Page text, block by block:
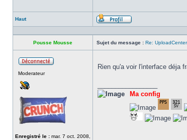
Haut
Profil
Pousse Mousse Sujet du message : Re:
Moderateur
Enregistré le : mar. 7 oct. 2008,
Rien qu'a voir l'interface déja
Ma config